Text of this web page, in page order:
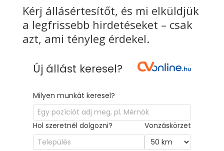
Kérj állásértesítőt, és mi elküldjük
a legfrissebb hirdetéseket – csak
azt, ami tényleg érdekel.